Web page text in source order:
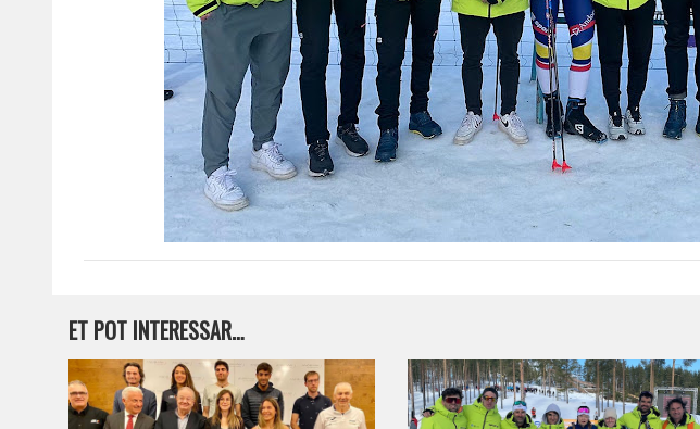
ET POT INTERESSAR…